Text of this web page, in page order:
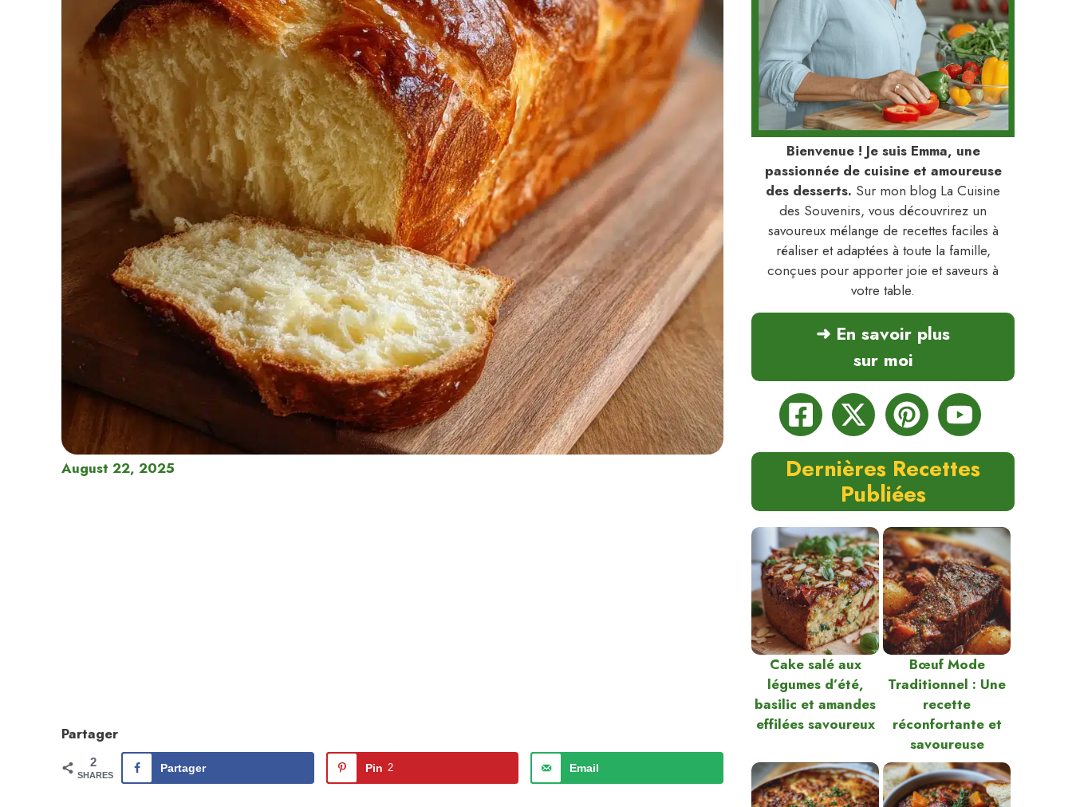
August 22, 2025
Partager
2
SHARES
Partager Pin 2 Email
Bienvenue ! Je suis Emma, une
passionnée de cuisine et amoureuse
des desserts. Sur mon blog La Cuisine
des Souvenirs, vous découvrirez un
savoureux mélange de recettes faciles à
réaliser et adaptées à toute la famille,
conçues pour apporter joie et saveurs à
votre table.
➜ En savoir plus
sur moi
Dernières Recettes
Publiées
Cake salé aux
légumes d’été,
basilic et amandes
effilées savoureux
Bœuf Mode
Traditionnel : Une
recette
réconfortante et
savoureuse